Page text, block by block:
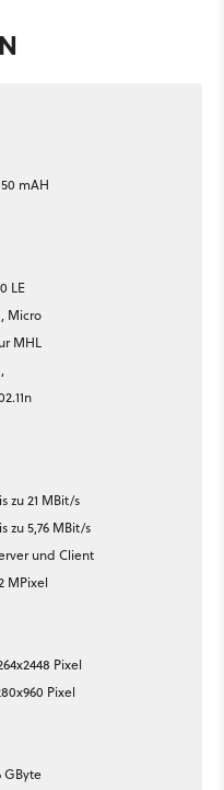
mAH
LE
Micro
MHL
zu 21 MBit/s
zu 5,76 MBit/s
und Client
MPixel
Pixel
Pixel
GByte